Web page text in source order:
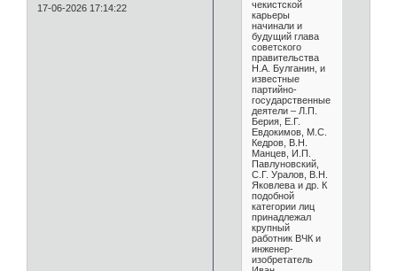
17-06-2026 17:14:22
чекистской
карьеры
начинали и
будущий глава
советского
правительства
Н.А. Булганин, и
известные
партийно-
государственные
деятели – Л.П.
Берия, Е.Г.
Евдокимов, М.С.
Кедров, В.Н.
Манцев, И.П.
Павлуновский,
С.Г. Уралов, В.Н.
Яковлева и др. К
подобной
категории лиц
принадлежал
крупный
работник ВЧК и
инженер-
изобретатель